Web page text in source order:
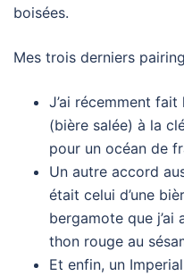
boisées.
Mes trois derniers
J’ai récemment fait
(bière salée) à la
pour un océan de
Un autre accord
était celui d’une
bergamote que j’ai
thon rouge au
Et enfin, un